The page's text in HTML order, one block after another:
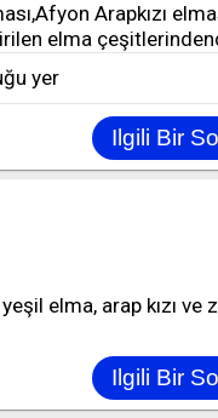
Arapkızı
elma
yer
elma, arap kızı ve